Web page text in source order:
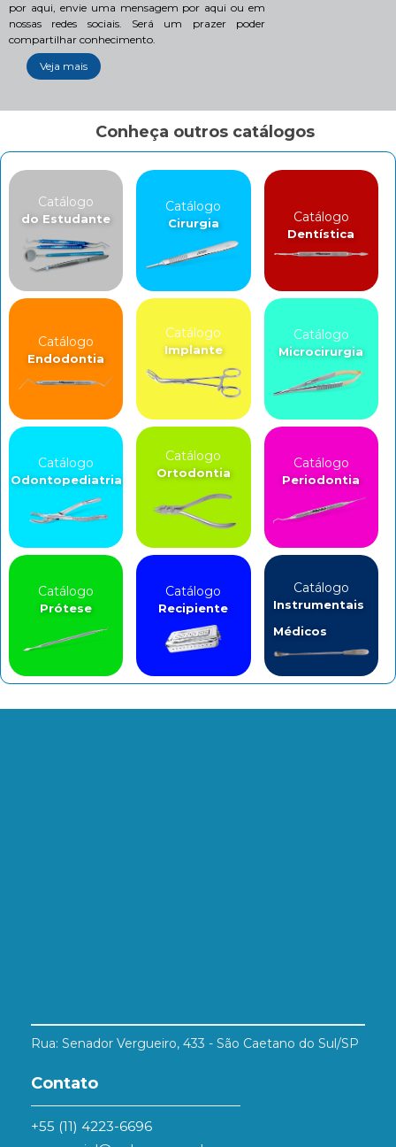
por aqui, envie uma mensagem por aqui ou em
nossas redes sociais. Será um prazer poder
compartilhar conhecimento.
Veja mais
Conheça outros catálogos
Catálogo
do Estudante
Catálogo
Cirurgia Catálogo
Dentística
Catálogo
Endodontia
Catálogo
Implante
Catálogo
Microcirurgia
Catálogo
Odontopediatria
Catálogo
Ortodontia
Catálogo
Periodontia
Catálogo
Prótese
Catálogo
Recipiente
Catálogo
Instrumentais
Médicos
Rua: Senador Vergueiro, 433 - São Caetano do Sul/SP
Contato
+55 (11) 4223-6696